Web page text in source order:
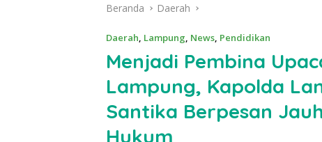
a
a
Beranda Daerah
Daerah Lampung News Pendidikan
Menjadi Pembina
Lampung, Kapolda
Santika Berpesan
Hukum